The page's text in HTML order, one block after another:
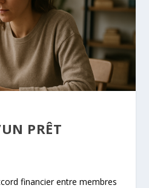
PRÊT
financier entre membres